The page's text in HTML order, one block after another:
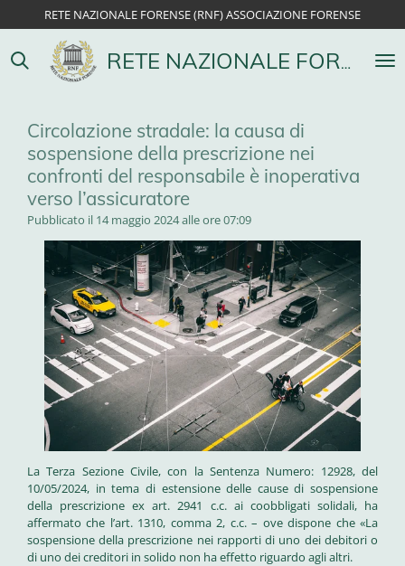
contenuto
principale
RETE NAZIONALE FORENSE
RETE NAZIONALE FORENSE (RNF) ASSOCIAZIONE FORENSE
Circolazione stradale: la causa di
sospensione della prescrizione nei
confronti del responsabile è inoperativa
verso l’assicuratore
Pubblicato il 14 maggio 2024 alle ore 07:09
La Terza Sezione Civile, con la Sentenza Numero: 12928, del
10/05/2024, in tema di estensione delle cause di sospensione
della prescrizione ex art. 2941 c.c. ai coobbligati solidali, ha
affermato che l’art. 1310, comma 2, c.c. – ove dispone che «La
sospensione della prescrizione nei rapporti di uno dei debitori o
di uno dei creditori in solido non ha effetto riguardo agli altri.